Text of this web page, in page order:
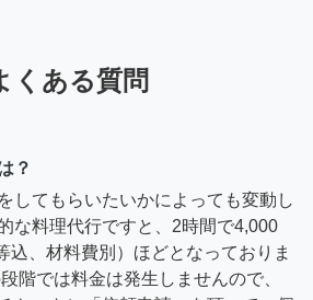
くある質問
？
してもらいたいかによっても変動し
な料理代行ですと、2時間で4,000
込、材料費別）ほどとなっておりま
階では料金は発生しませんので、